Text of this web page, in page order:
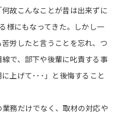
故こんなことが昔は出来ずに
様にもなってきた。しかし一
労したと言うことを忘れ、つ
で、部下や後輩に叱責する事
上げて･･･」と後悔すること
務だけでなく、取材の対応や